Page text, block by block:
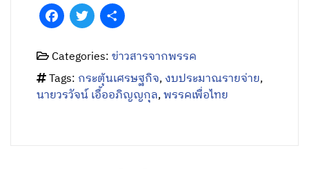
FacebookTwitter
Categories:ข่าวสารจากพรรค
Tags: กระตุ้นเศรษฐกิจ,งบประมาณรายจ่าย,
นายวรวัจน์ เอื้ออภิญญกุล,พรรคเพื่อไทย